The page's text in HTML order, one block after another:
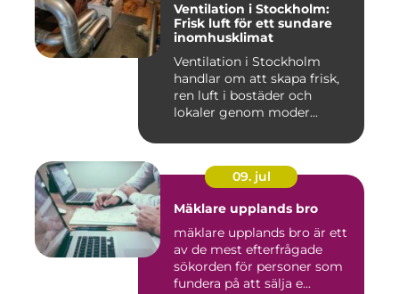
Ventilation i Stockholm:
Frisk luft för ett sundare
inomhusklimat
Ventilation i Stockholm
handlar om att skapa frisk,
ren luft i bostäder och
lokaler genom moder...
09. jul
Mäklare upplands bro
mäklare upplands bro är ett
av de mest efterfrågade
sökorden för personer som
fundera på att sälja e...